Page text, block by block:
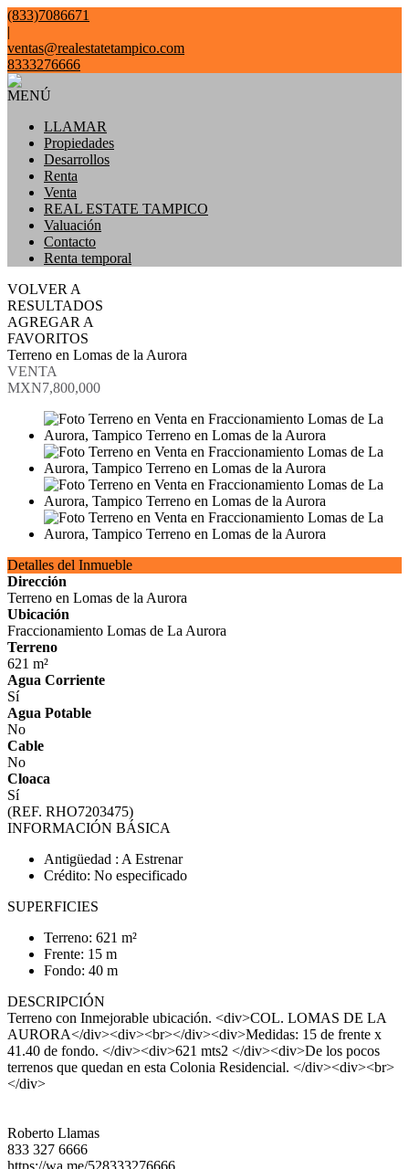
(833)7086671
|
ventas@realestatetampico.com
8333276666
MENÚ
LLAMAR
Propiedades
Desarrollos
Renta
Venta
REAL ESTATE TAMPICO
Valuación
Contacto
Renta temporal
VOLVER A
RESULTADOS
AGREGAR A
FAVORITOS
Terreno en Lomas de la Aurora
VENTA
MXN7,800,000
Detalles del Inmueble
Dirección
Terreno en Lomas de la Aurora
Ubicación
Fraccionamiento Lomas de La Aurora
Terreno
621 m²
Agua Corriente
Sí
Agua Potable
No
Cable
No
Cloaca
Sí
(REF. RHO7203475)
INFORMACIÓN BÁSICA
Antigüedad : A Estrenar
Crédito: No especificado
SUPERFICIES
Terreno: 621 m²
Frente: 15 m
Fondo: 40 m
DESCRIPCIÓN
Terreno con Inmejorable ubicación. <div>COL. LOMAS DE LA
AURORA</div><div><br></div><div>Medidas: 15 de frente x
41.40 de fondo. </div><div>621 mts2 </div><div>De los pocos
terrenos que quedan en esta Colonia Residencial. </div><div><br>
</div>
Roberto Llamas
833 327 6666
https://wa.me/528333276666